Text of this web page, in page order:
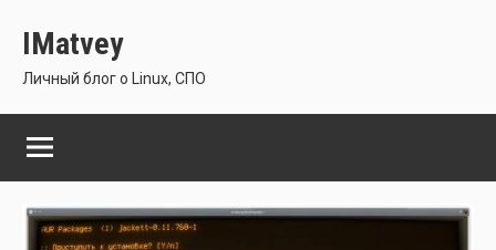
содержимому
IMatvey
Личный блог о Linux, СПО